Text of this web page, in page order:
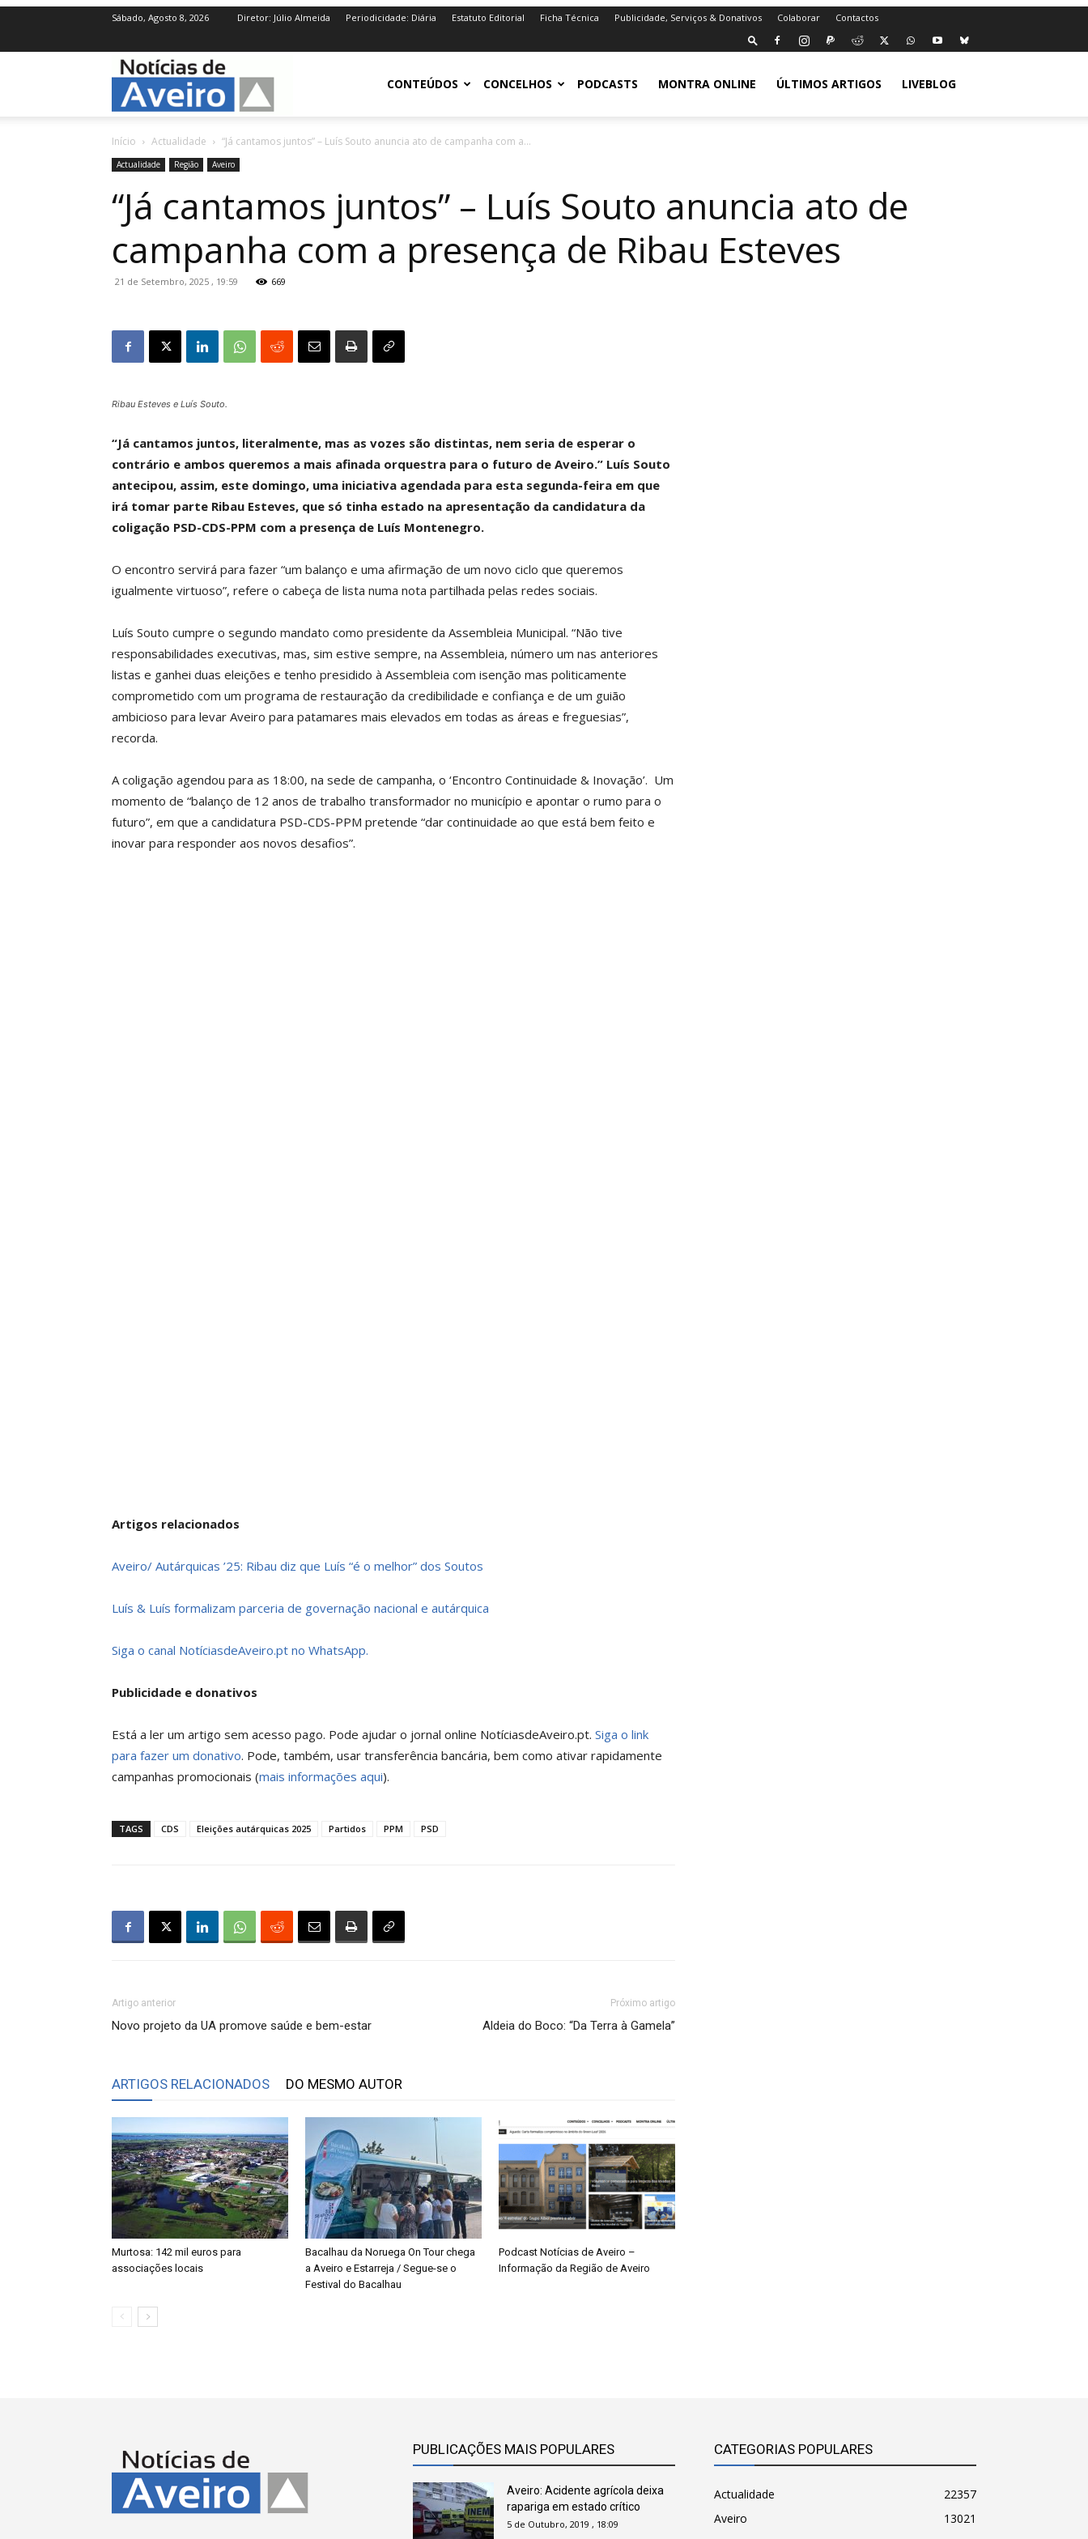
Sábado, Agosto 8, 2026 Diretor: Júlio Almeida Periodicidade: Diária Estatuto Editorial Ficha Técnica Publicidade, Serviços & Donativos Colaborar Contactos
NotíciasdeAveiro.ptCONTEÚDOS CONCELHOS PODCASTS MONTRA ONLINE ÚLTIMOS ARTIGOS LIVEBLOG
Início Actualidade “Já cantamos juntos” – Luís Souto anuncia ato de campanha com a...
Actualidade Região Aveiro
“Já cantamos juntos” – Luís Souto anuncia ato de
campanha com a presença de Ribau Esteves
21 de Setembro, 2025 , 19:59 669
Ribau Esteves e Luís Souto.
“Já cantamos juntos, literalmente, mas as vozes são distintas, nem seria de esperar o
contrário e ambos queremos a mais afinada orquestra para o futuro de Aveiro.” Luís Souto
antecipou, assim, este domingo, uma iniciativa agendada para esta segunda-feira em que
irá tomar parte Ribau Esteves, que só tinha estado na apresentação da candidatura da
coligação PSD-CDS-PPM com a presença de Luís Montenegro.
O encontro servirá para fazer “um balanço e uma afirmação de um novo ciclo que queremos
igualmente virtuoso”, refere o cabeça de lista numa nota partilhada pelas redes sociais.
Luís Souto cumpre o segundo mandato como presidente da Assembleia Municipal. “Não tive
responsabilidades executivas, mas, sim estive sempre, na Assembleia, número um nas anteriores
listas e ganhei duas eleições e tenho presidido à Assembleia com isenção mas politicamente
comprometido com um programa de restauração da credibilidade e confiança e de um guião
ambicioso para levar Aveiro para patamares mais elevados em todas as áreas e freguesias”,
recorda.
A coligação agendou para as 18:00, na sede de campanha, o ‘Encontro Continuidade & Inovação’. Um
momento de “balanço de 12 anos de trabalho transformador no município e apontar o rumo para o
futuro”, em que a candidatura PSD-CDS-PPM pretende “dar continuidade ao que está bem feito e
inovar para responder aos novos desafios”.
Artigos relacionados
Aveiro/ Autárquicas ’25: Ribau diz que Luís “é o melhor” dos Soutos
Luís & Luís formalizam parceria de governação nacional e autárquica
Siga o canal NotíciasdeAveiro.pt no WhatsApp.
Publicidade e donativos
Está a ler um artigo sem acesso pago. Pode ajudar o jornal online NotíciasdeAveiro.pt. Siga o link
para fazer um donativo. Pode, também, usar transferência bancária, bem como ativar rapidamente
campanhas promocionais (mais informações aqui).
TAGS CDS Eleições autárquicas 2025 Partidos PPM PSD
Artigo anterior
Novo projeto da UA promove saúde e bem-estar
Próximo artigo
Aldeia do Boco: “Da Terra à Gamela”
ARTIGOS RELACIONADOS DO MESMO AUTOR
Murtosa: 142 mil euros para
associações locais
Bacalhau da Noruega On Tour chega
a Aveiro e Estarreja / Segue-se o
Festival do Bacalhau
Podcast Notícias de Aveiro –
Informação da Região de Aveiro
PUBLICAÇÕES MAIS POPULARES
Aveiro: Acidente agrícola deixa
rapariga em estado crítico
5 de Outubro, 2019 , 18:09
CATEGORIAS POPULARES
Actualidade
22357
Aveiro
13021